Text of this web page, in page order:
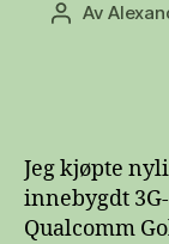
Av
Jeg kjøpte
innebygdt
Qualcomm